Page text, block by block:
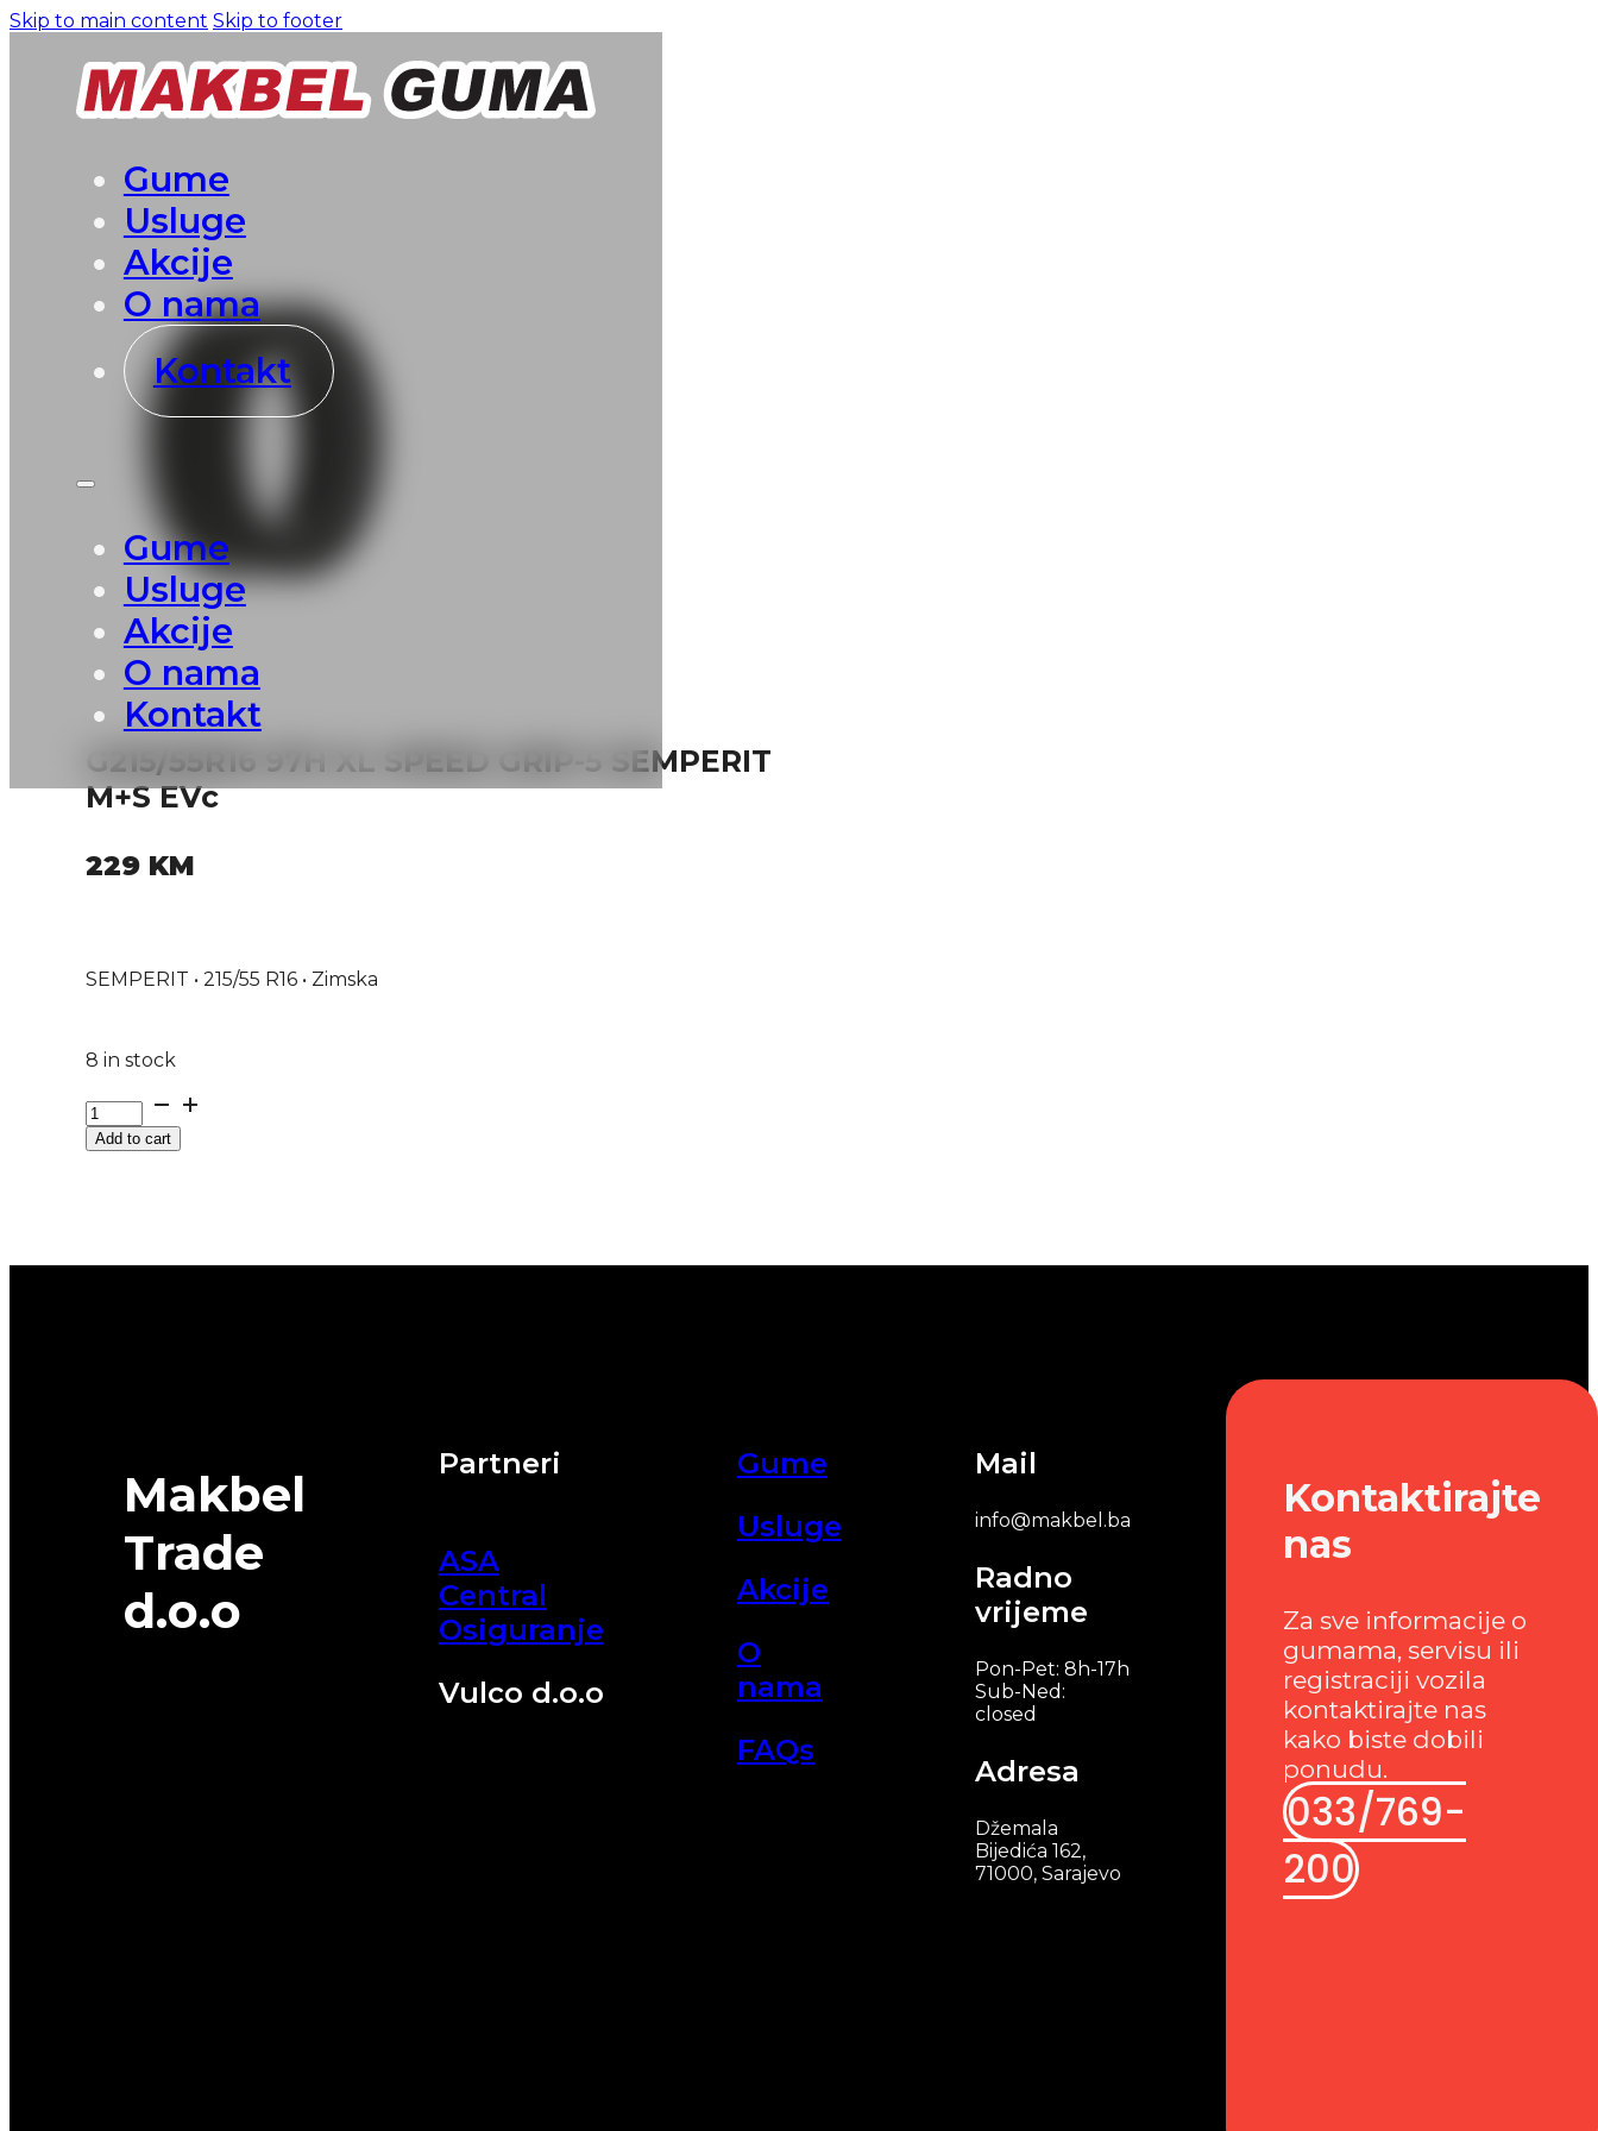
Skip to main content Skip to footer
Gume
Usluge
Akcije
O nama
Kontakt
Gume
Usluge
Akcije
O nama
Kontakt
G215/55R16 97H XL SPEED GRIP-5 SEMPERIT
M+S EVc
229 KM
SEMPERIT • 215/55 R16 • Zimska
8 in stock
G215/55R16
97H
XLAdd to cart
Makbel
Trade
d.o.o
Partneri
ASA
Central
Osiguranje
Vulco d.o.o
Gume
Usluge
Akcije
O
nama
FAQs
Mail
info@makbel.ba
Radno
vrijeme
Pon-Pet: 8h-17h
Sub-Ned:
closed
Adresa
Džemala
Bijedića 162,
71000, Sarajevo
Kontaktirajte
nas
Za sve informacije o
gumama, servisu ili
registraciji vozila
kontaktirajte nas
kako biste dobili
ponudu.
033/769-
200